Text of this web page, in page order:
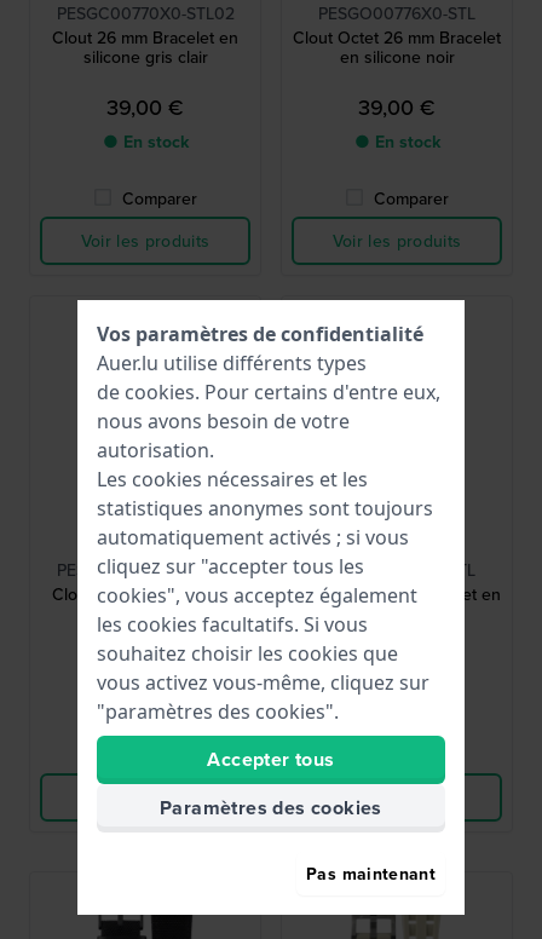
PESGC00770X0-STL02
Clout 26 mm Bracelet en
silicone gris clair
39,00 €
● En stock
Comparer
Voir les produits
PESGO00776X0-STL
Clout Octet 26 mm Bracelet
en silicone noir
39,00 €
● En stock
Comparer
Voir les produits
Police
PESGC00770X0-STL03
Clout 26 mm Bracelet en
silicone rouge
39,00 €
● En stock
Voir les produits
Police
PESGR0082202-STL
Cyclone 26 mm Bracelet en
39,00 €
● En stock
Voir les produits
Vos paramètres de confidentialité
Auer.lu utilise différents types
de cookies. Pour certains d'entre eux,
nous avons besoin de votre
autorisation.
Les cookies nécessaires et les
statistiques anonymes sont toujours
automatiquement activés ; si vous
cliquez sur "accepter tous les
cookies", vous acceptez également
les cookies facultatifs. Si vous
souhaitez choisir les cookies que
vous activez vous-même, cliquez sur
"paramètres des cookies".
Accepter tous
Paramètres des cookies
Pas maintenant